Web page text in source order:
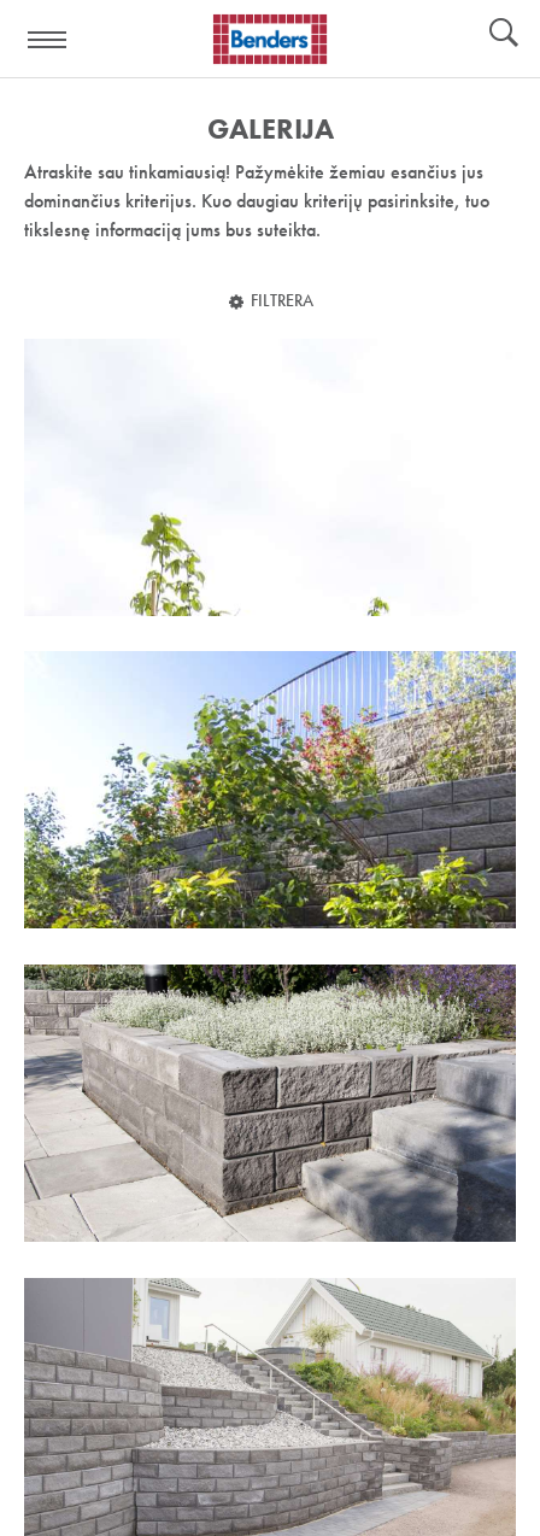
nuoroda:
GALERIJA
Atraskite sau tinkamiausią! Pažymėkite žemiau esančius jus
dominančius kriterijus. Kuo daugiau kriterijų pasirinksite, tuo
tikslesnę informaciją jums bus suteikta.
FILTRERA